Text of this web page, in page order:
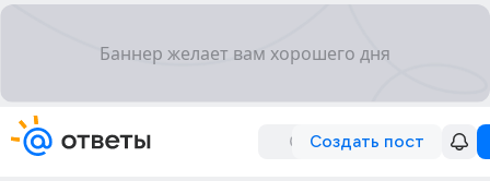
Создать пост